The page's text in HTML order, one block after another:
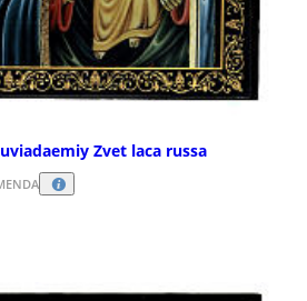
Zvet laca russa